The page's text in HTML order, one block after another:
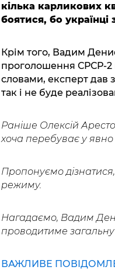
кілька карликових
боятися, бо українці
Крім того, Вадим
проголошення СРСР-2
словами, експерт дав
так і не буде
Раніше Олексій
хоча перебуває у
Пропонуємо
режиму.
Нагадаємо, Вадим
проводитиме загальну
ВАЖЛИВЕ